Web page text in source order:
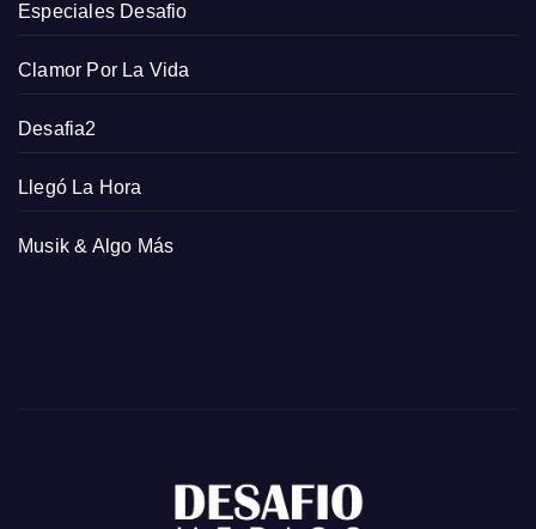
Especiales Desafio
Clamor Por La Vida
Desafia2
Llegó La Hora
Musik & Algo Más